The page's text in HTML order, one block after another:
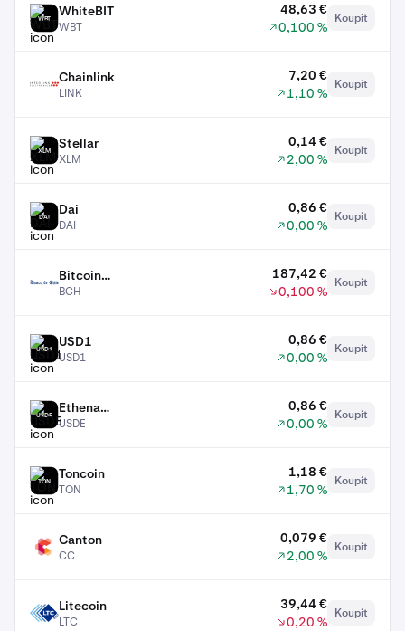
WBT WhiteBIT
WBT
48,63 €
0,100 %
Koupit
LINK Chainlink
LINK
7,20 €
1,10 %
Koupit
XLM Stellar
XLM
0,14 €
2,00 %
Koupit
DAI Dai
DAI
0,86 €
0,00 %
Koupit
BCH
Bitcoin
Cash
BCH
187,42 €
0,100 %
Koupit
USD1 USD1
USD1
0,86 €
0,00 %
Koupit
USDE
Ethena
USDe
USDE
0,86 €
0,00 %
Koupit
TON Toncoin
TON
1,18 €
1,70 %
Koupit
CC Canton
CC
0,079 €
2,00 %
Koupit
LTC Litecoin
LTC
39,44 €
0,20 %
Koupit